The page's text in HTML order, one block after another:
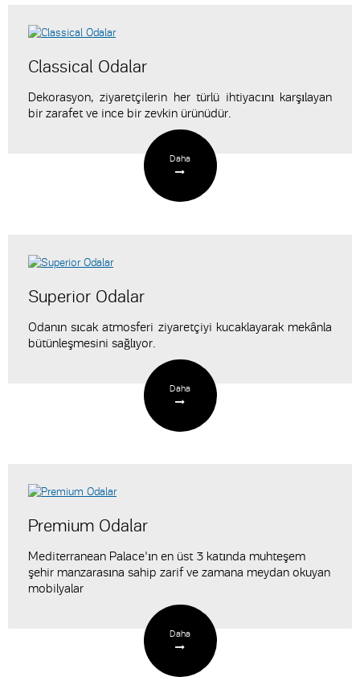
Classical Odalar
Dekorasyon, ziyaretçilerin her türlü ihtiyacını karşılayan
bir zarafet ve ince bir zevkin ürünüdür.
Daha
Superior Odalar
Odanın sıcak atmosferi ziyaretçiyi kucaklayarak mekânla
bütünleşmesini sağlıyor.
Daha
Premium Odalar
Mediterranean Palace'ın en üst 3 katında muhteşem
şehir manzarasına sahip zarif ve zamana meydan okuyan
mobilyalar
Daha